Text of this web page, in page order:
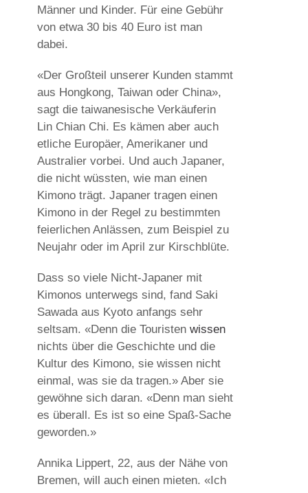
Männer und Kinder. Für eine Gebühr
von etwa 30 bis 40 Euro ist man
dabei.
«Der Großteil unserer Kunden stammt
aus Hongkong, Taiwan oder China»,
sagt die taiwanesische Verkäuferin
Lin Chian Chi. Es kämen aber auch
etliche Europäer, Amerikaner und
Australier vorbei. Und auch Japaner,
die nicht wüssten, wie man einen
Kimono trägt. Japaner tragen einen
Kimono in der Regel zu bestimmten
feierlichen Anlässen, zum Beispiel zu
Neujahr oder im April zur Kirschblüte.
Dass so viele Nicht-Japaner mit
Kimonos unterwegs sind, fand Saki
Sawada aus Kyoto anfangs sehr
seltsam. «Denn die Touristen wissen
nichts über die Geschichte und die
Kultur des Kimono, sie wissen nicht
einmal, was sie da tragen.» Aber sie
gewöhne sich daran. «Denn man sieht
es überall. Es ist so eine Spaß-Sache
geworden.»
Annika Lippert, 22, aus der Nähe von
Bremen, will auch einen mieten. «Ich